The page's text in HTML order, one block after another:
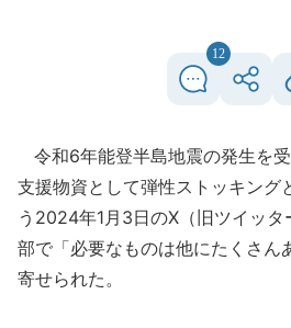
12
令和6年能登半島地震の発生を
支援物資として弾性ストッキング
う2024年1月3日のX（旧ツイッ
部で「必要なものは他にたくさん
寄せられた。